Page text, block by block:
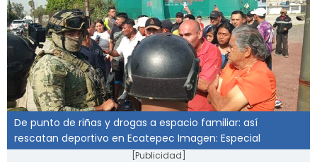
De punto de riñas y drogas a espacio familiar: así
rescatan deportivo en Ecatepec Imagen: Especial
[Publicidad]